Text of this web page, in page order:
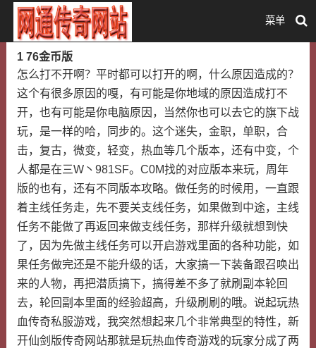
菜单
1 76金币版
怎么打不开啊？平时都可以打开的啊，什么原因造成的？
这个有很多原因的嘎，有可能是你地域的原因造成打不
开，也有可能是你电脑原因，当然你也可以去它的旗下战
玩，是一样的哈，同步的。这个迷失，金职，单职，合
击，复古，微变，轻变，热血等几个版本，还有中变，个
人都是在三W丶981SF。C0M找的对应版本来玩，周年
版的也有，还有不同版本攻略。做任务的时候用，一直跟
着主线任务走，先不要关支线任务，如果做到中途，主线
任务不能做了再返回来做支线任务，那样升级就想到快
了，因为先做主线任务可以开启游戏里面的各种功能，如
果任务做完还是不能升级的话，大家搞一下装备跟召唤出
来的人物，再把潜质搞下，搞得差不多了就刷副本轮回
去，轮回副本里面的经验超高，升级刷刷的哦。说起玩热
血传奇私服游戏，我突然想起来几个非常典型的特性，新
开仙剑版传奇网站那就是玩热血传奇游戏的玩家分成了两